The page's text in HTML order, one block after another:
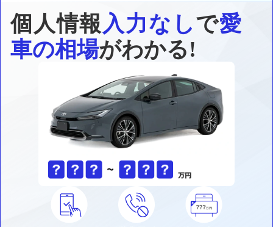
個人情報入力なしで愛
車の相場がわかる!